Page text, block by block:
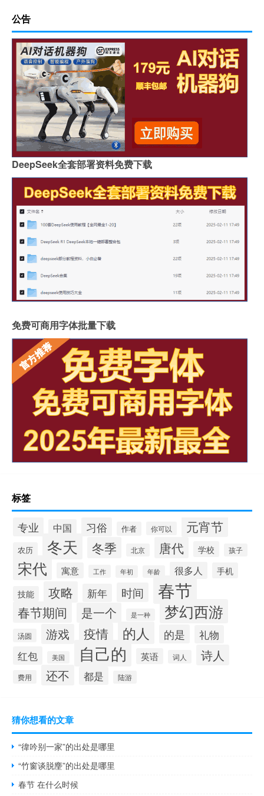
公告
DeepSeek全套部署资料免费下载
免费可商用字体批量下载
标签
专业 中国 习俗 作者 你可以 元宵节
农历 冬天 冬季 北京 唐代 学校 孩子
宋代 寓意 工作 年初 年龄 很多人 手机
技能 攻略 新年 时间 春节
春节期间 是一个 是一种 梦幻西游
汤圆 游戏 疫情 的人 的是
礼物
红包
美国 自己的 英语 词人 诗人
费用 还不 都是 陆游
猜你想看的文章
“徫吟别一家”的出处是哪里
“竹窗谈脱麈”的出处是哪里
春节 在什么时候